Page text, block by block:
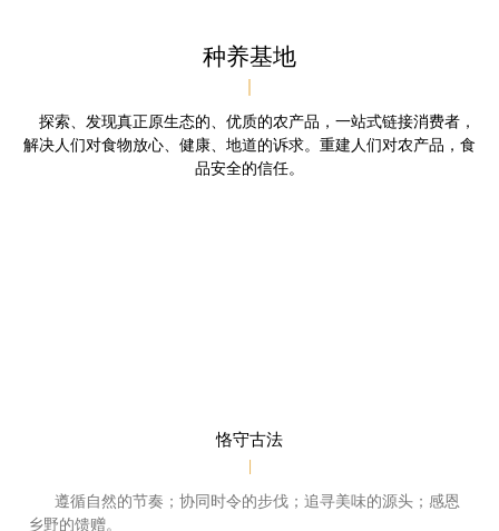
种养基地
|
探索、发现真正原生态的、优质的农产品，一站式链接消费者，
解决人们对食物放心、健康、地道的诉求。重建人们对农产品，食
品安全的信任。
恪守古法
|
遵循自然的节奏；协同时令的步伐；追寻美味的源头；感恩
乡野的馈赠。